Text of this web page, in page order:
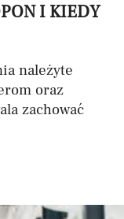
I KIEDY
należyte
oraz
zachować